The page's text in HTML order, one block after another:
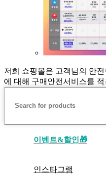
저희 쇼핑몰은 고객님의 안
에 대해 구매안전서비스를
이벤트&할인🎁
인스타그램